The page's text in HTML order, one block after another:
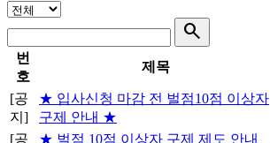
search
번
호
제목
[공
지]
★ 입사신청 마감 전 벌점10점 이상자
구제 안내 ★
[공
★ 벌점 10점 이상자 구제 제도 안내